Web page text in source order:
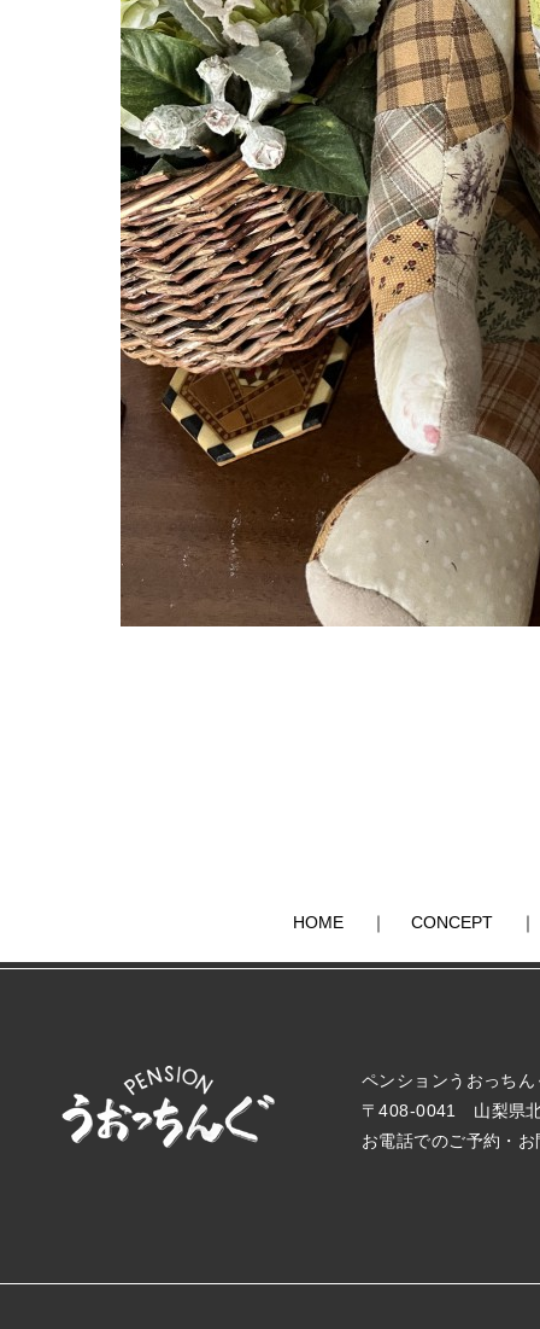
HOME ｜ CONCEPT ｜
ペンションうおっちん
〒408-0041 山梨県
お電話でのご予約・